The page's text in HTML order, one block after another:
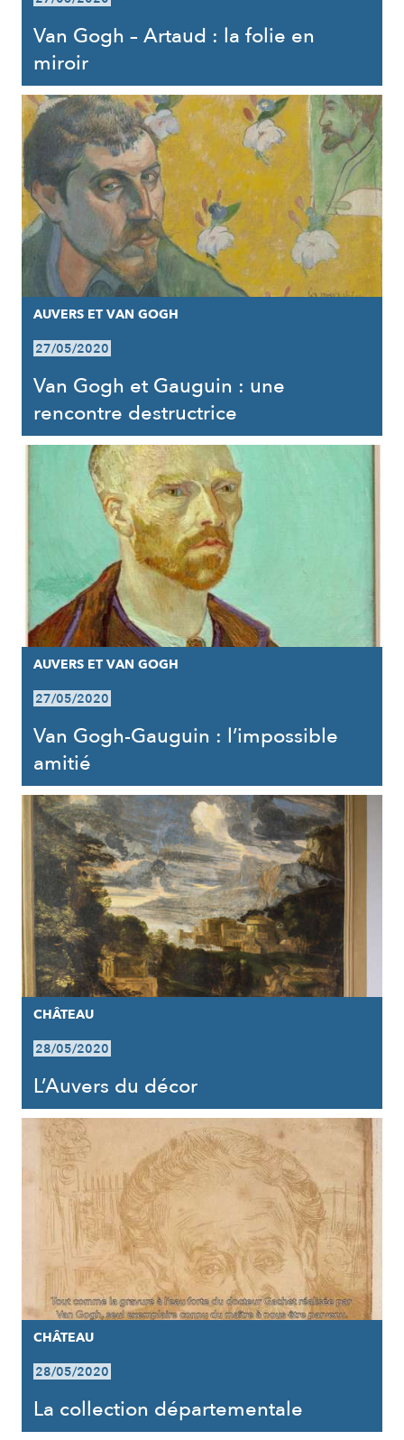
Van Gogh – Artaud : la folie en
miroir
AUVERS ET VAN GOGH
27/05/2020
Van Gogh et Gauguin : une
rencontre destructrice
AUVERS ET VAN GOGH
27/05/2020
Van Gogh-Gauguin : l’impossible
amitié
CHÂTEAU
28/05/2020
L’Auvers du décor
CHÂTEAU
28/05/2020
La collection départementale